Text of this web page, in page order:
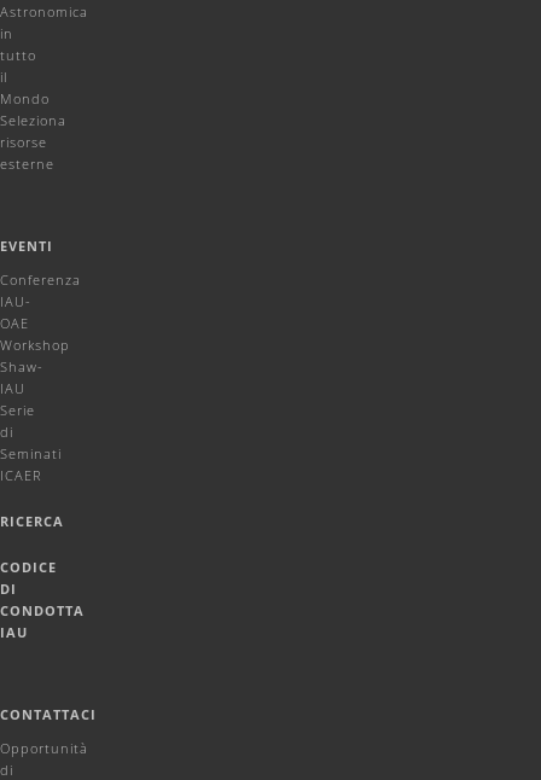
Astronomica
in
tutto
il
Mondo
Seleziona
risorse
esterne
EVENTI
Conferenza
IAU-
OAE
Workshop
Shaw-
IAU
Serie
di
Seminati
ICAER
RICERCA
CODICE
DI
CONDOTTA
IAU
CONTATTACI
Opportunità
di